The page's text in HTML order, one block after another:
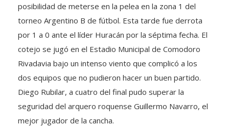
posibilidad de meterse en la pelea en la zona 1 del
torneo Argentino B de fútbol. Esta tarde fue derrota
por 1 a 0 ante el líder Huracán por la séptima fecha. El
cotejo se jugó en el Estadio Municipal de Comodoro
Rivadavia bajo un intenso viento que complicó a los
dos equipos que no pudieron hacer un buen partido.
Diego Rubilar, a cuatro del final pudo superar la
seguridad del arquero roquense Guillermo Navarro, el
mejor jugador de la cancha.